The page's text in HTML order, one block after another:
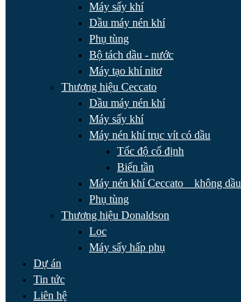
Máy sấy khí
Dầu máy nén khí
Phụ tùng
Bộ tách dầu - nước
Máy tạo khí nitơ
Thương hiệu Ceccato
Dầu máy nén khí
Máy sấy khí
Máy nén khí trục vít có dầu
Tốc độ cố định
Biến tần
Máy nén khí Ceccato _ không dầu
Phụ tùng
Thương hiệu Donaldson
Lọc
Máy sấy hấp phụ
Dự án
Tin tức
Liên hệ